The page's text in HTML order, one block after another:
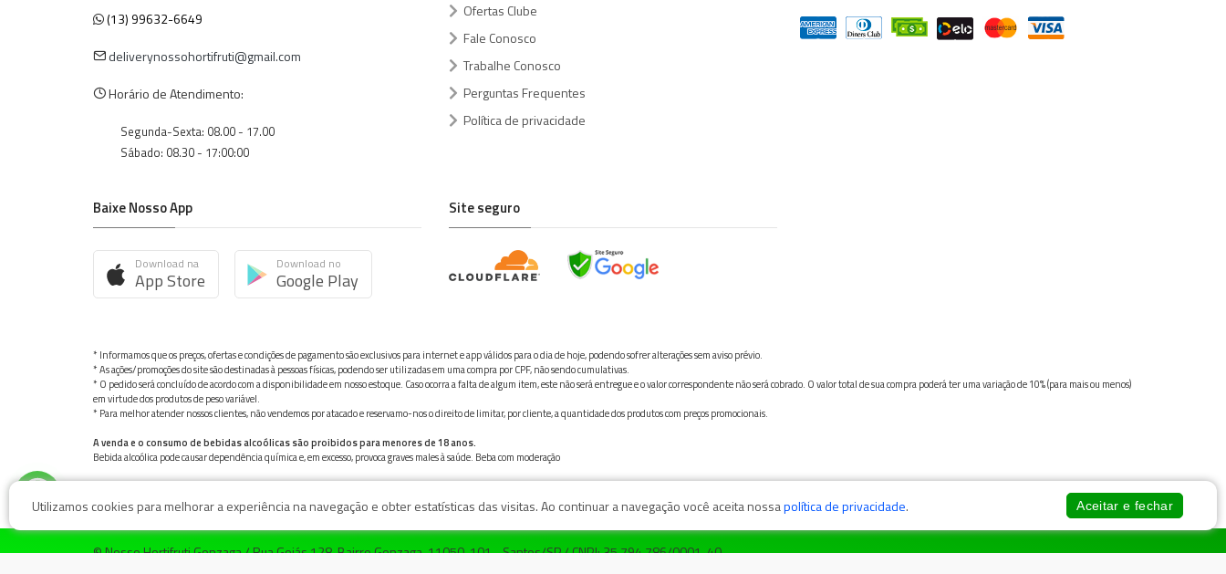
(13) 99632-6649
deliverynossohortifruti@gmail.com
Horário de Atendimento:
Segunda-Sexta: 08.00 - 17.00
Sábado: 08.30 - 17:00:00
Ofertas Clube
Fale Conosco
Trabalhe Conosco
Perguntas Frequentes
Política de privacidade
Baixe Nosso App
Download na
App Store
Download no
Google Play
Site seguro
* Informamos que os preços, ofertas e condições de pagamento são exclusivos para internet e app válidos para o dia de hoje, podendo sofrer alterações sem aviso prévio.
* As ações/promoções do site são destinadas à pessoas físicas, podendo ser utilizadas em uma compra por CPF, não sendo cumulativas.
* O pedido será concluído de acordo com a disponibilidade em nosso estoque. Caso ocorra a falta de algum item, este não será entregue e o valor correspondente não será cobrado. O valor total de sua compra poderá ter uma variação de 10% (para mais ou menos)
em virtude dos produtos de peso variável.
* Para melhor atender nossos clientes, não vendemos por atacado e reservamo-nos o direito de limitar, por cliente, a quantidade dos produtos com preços promocionais.
A venda e o consumo de bebidas alcoólicas são proibidos para menores de 18 anos.
Bebida alcoólica pode causar dependência química e, em excesso, provoca graves males à saúde. Beba com moderação
© Nosso Hortifruti Gonzaga / Rua Goiás 128, Bairro Gonzaga, 11050-101 - Santos/SP / CNPJ: 35.794.786/0001-40
Utilizamos cookies para melhorar a experiência na navegação e obter estatísticas das visitas. Ao continuar a navegação você aceita nossapolítica de privacidade. Aceitar e fechar